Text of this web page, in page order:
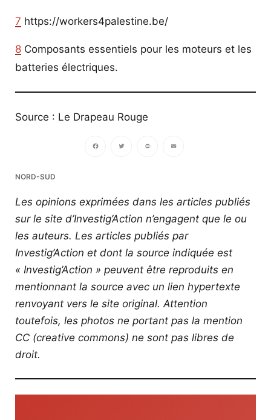
7 https://workers4palestine.be/
8 Composants essentiels pour les moteurs et les
batteries électriques.
Source : Le Drapeau Rouge
NORD-SUD
Les opinions exprimées dans les articles publiés
sur le site d’Investig’Action n’engagent que le ou
les auteurs. Les articles publiés par
Investig’Action et dont la source indiquée est
« Investig’Action » peuvent être reproduits en
mentionnant la source avec un lien hypertexte
renvoyant vers le site original. Attention
toutefois, les photos ne portant pas la mention
CC (creative commons) ne sont pas libres de
droit.